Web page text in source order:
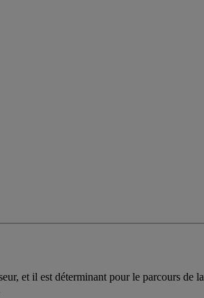
et il est déterminant pour le parcours de